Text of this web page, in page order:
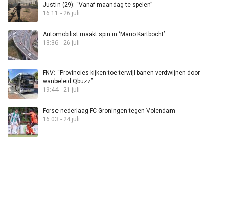
Justin (29): “Vanaf maandag te spelen”
16:11 - 26 juli
Automobilist maakt spin in ‘Mario Kartbocht’
13:36 - 26 juli
FNV: “Provincies kijken toe terwijl banen verdwijnen door
wanbeleid Qbuzz”
19:44 - 21 juli
Forse nederlaag FC Groningen tegen Volendam
16:03 - 24 juli